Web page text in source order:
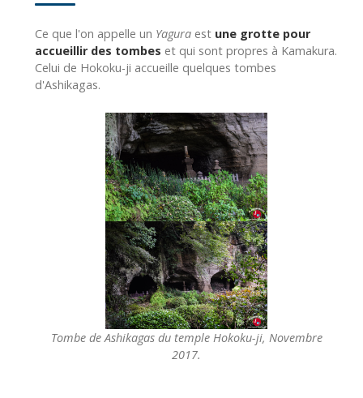
Ce que l'on appelle un Yagura est une grotte pour
accueillir des tombes et qui sont propres à Kamakura.
Celui de Hokoku-ji accueille quelques tombes
d'Ashikagas.
Tombe de Ashikagas du temple Hokoku-ji, Novembre
2017.